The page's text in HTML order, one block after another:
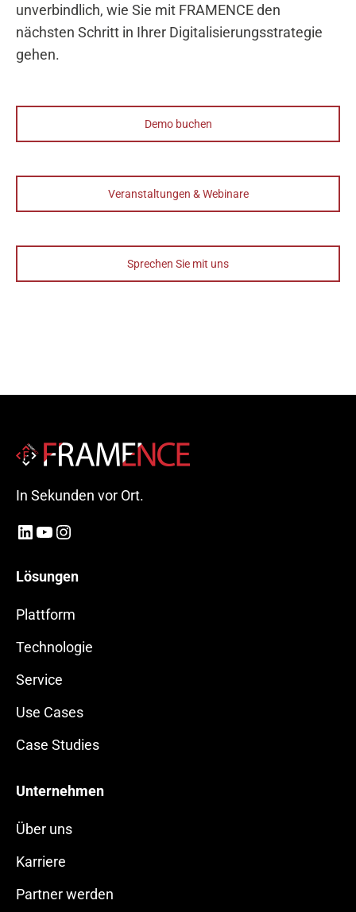
unverbindlich, wie Sie mit FRAMENCE den
nächsten Schritt in Ihrer Digitalisierungsstrategie
gehen.
Demo buchen
Veranstaltungen & Webinare
Sprechen Sie mit uns
In Sekunden vor Ort.
LinkedIn YouTube Instagram
Lösungen
Plattform
Technologie
Service
Use Cases
Case Studies
Unternehmen
Über uns
Karriere
Partner werden